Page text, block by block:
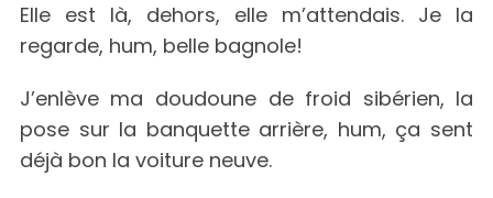
Elle est là, dehors, elle m’attendais. Je la
regarde, hum, belle bagnole!
J’enlève ma doudoune de froid sibérien, la
pose sur la banquette arrière, hum, ça sent
déjà bon la voiture neuve.